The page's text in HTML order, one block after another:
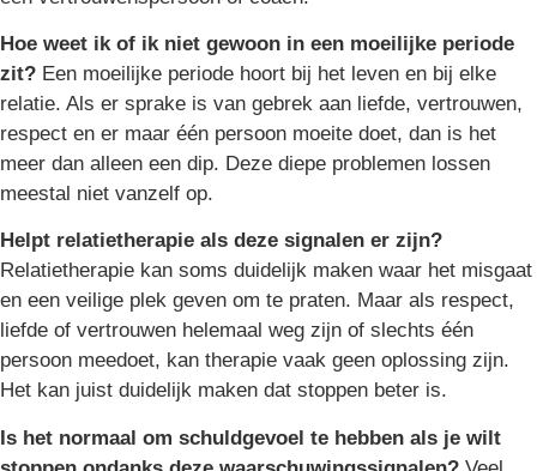
Hoe weet ik of ik niet gewoon in een moeilijke periode
zit? Een moeilijke periode hoort bij het leven en bij elke
relatie. Als er sprake is van gebrek aan liefde, vertrouwen,
respect en er maar één persoon moeite doet, dan is het
meer dan alleen een dip. Deze diepe problemen lossen
meestal niet vanzelf op.
Helpt relatietherapie als deze signalen er zijn?
Relatietherapie kan soms duidelijk maken waar het misgaat
en een veilige plek geven om te praten. Maar als respect,
liefde of vertrouwen helemaal weg zijn of slechts één
persoon meedoet, kan therapie vaak geen oplossing zijn.
Het kan juist duidelijk maken dat stoppen beter is.
Is het normaal om schuldgevoel te hebben als je wilt